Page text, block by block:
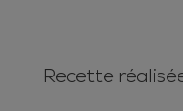
Recette